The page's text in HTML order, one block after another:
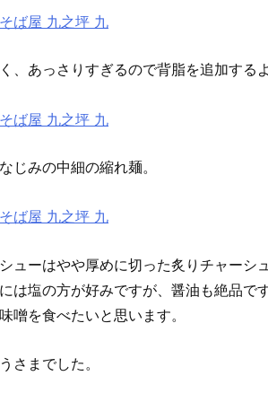
、あっさりすぎるので背脂を追加する
じみの中細の縮れ麺。
ューはやや厚めに切った炙りチャーシュ
は塩の方が好みですが、醤油も絶品です
噌を食べたいと思います。
さまでした。